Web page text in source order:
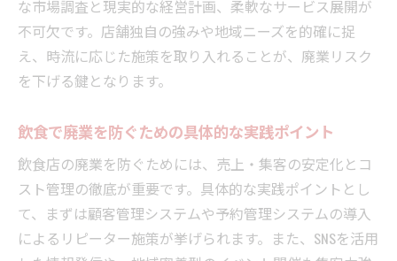
な市場調査と現実的な経営計画、柔軟なサービス展開が
不可欠です。店舗独自の強みや地域ニーズを的確に捉
え、時流に応じた施策を取り入れることが、廃業リスク
を下げる鍵となります。
飲食で廃業を防ぐための具体的な実践ポイント
飲食店の廃業を防ぐためには、売上・集客の安定化とコ
スト管理の徹底が重要です。具体的な実践ポイントとし
て、まずは顧客管理システムや予約管理システムの導入
によるリピーター施策が挙げられます。また、SNSを活用